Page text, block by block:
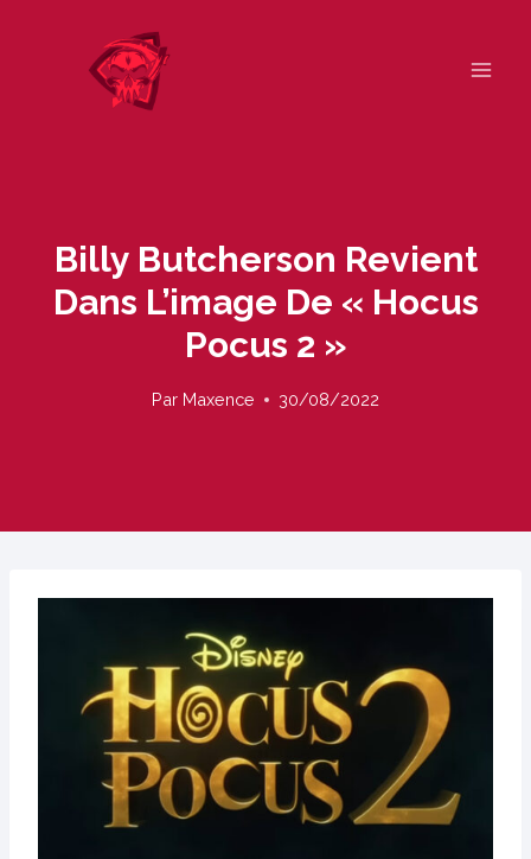
Billy Butcherson Revient
Dans L’image De « Hocus
Pocus 2 »
Par Maxence 30/08/2022